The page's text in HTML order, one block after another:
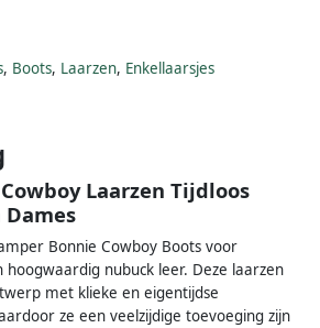
, Boots, Laarzen, Enkellaarsjes
Laarzen Tijdloos
Bonnie Cowboy Boots voor
nubuck leer. Deze laarzen
met klieke en eigentijdse
ze een veelzijdige toevoeging zijn